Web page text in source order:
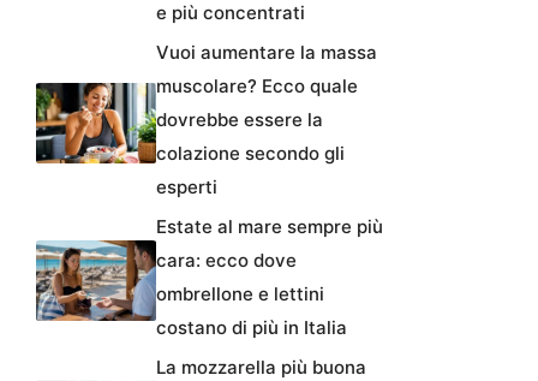
e più concentrati
Vuoi aumentare la massa
muscolare? Ecco quale
dovrebbe essere la
colazione secondo gli
esperti
Estate al mare sempre più
cara: ecco dove
ombrellone e lettini
costano di più in Italia
La mozzarella più buona